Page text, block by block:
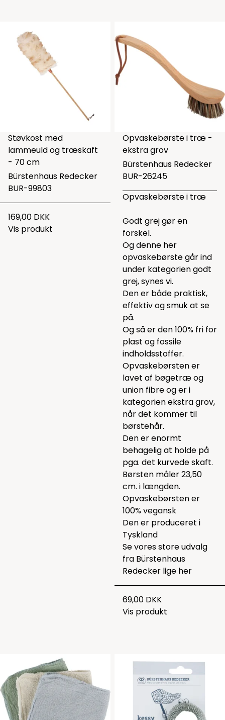
Støvkost med
lammeuld og træskaft
- 70 cm
Bürstenhaus Redecker
BUR-99803
169,00 DKK
Vis produkt
Opvaskebørste i træ -
ekstra grov
Bürstenhaus Redecker
BUR-26245
Opvaskebørste i træ
Godt grej gør en
forskel.
Og denne her
opvaskebørste går ind
under kategorien godt
grej, synes vi.
Den er både praktisk,
effektiv og smuk at se
på.
Og så er den 100% fri for
plast og fossile
indholdsstoffer.
Opvaskebørsten er
lavet af bøgetræ og
union fibre og er i
kategorien ekstra grov,
når det kommer til
børstehår.
Den er enormt
behagelig at holde på
pga. det kurvede skaft.
Børsten måler 23,50
cm. i længden.
Opvaskebørsten er
100% vegansk
Den er produceret i
Tyskland
Se vores store udvalg
fra Bürstenhaus
Redecker lige her
69,00 DKK
Vis produkt